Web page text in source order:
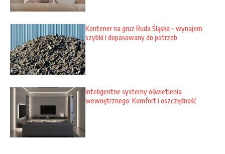
Kontener na gruz Ruda Śląska – wynajem
szybki i dopasowany do potrzeb
Inteligentne systemy oświetlenia
wewnętrznego: Komfort i oszczędność